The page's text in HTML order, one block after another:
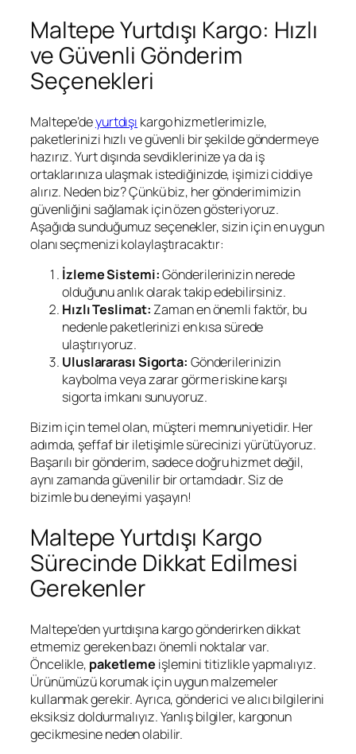
Maltepe Yurtdışı Kargo: Hızlı
ve Güvenli Gönderim
Seçenekleri
Maltepe’deyurtdışı kargo hizmetlerimizle,
paketlerinizi hızlı ve güvenli bir şekilde göndermeye
hazırız. Yurt dışında sevdiklerinize ya da iş
ortaklarınıza ulaşmak istediğinizde, işimizi ciddiye
alırız. Neden biz? Çünkü biz, her gönderimimizin
güvenliğini sağlamak için özen gösteriyoruz.
Aşağıda sunduğumuz seçenekler, sizin için en uygun
olanı seçmenizi kolaylaştıracaktır:
İzleme Sistemi:Gönderilerinizin nerede
olduğunu anlık olarak takip edebilirsiniz.
Hızlı Teslimat: Zaman en önemli faktör, bu
nedenle paketlerinizi en kısa sürede
ulaştırıyoruz.
Uluslararası Sigorta: Gönderilerinizin
kaybolma veya zarar görme riskine karşı
sigorta imkanı sunuyoruz.
Bizim için temel olan, müşteri memnuniyetidir. Her
adımda, şeffaf bir iletişimle sürecinizi yürütüyoruz.
Başarılı bir gönderim, sadece doğru hizmet değil,
aynı zamanda güvenilir bir ortamdadır. Siz de
bizimle bu deneyimi yaşayın!
Maltepe Yurtdışı Kargo
Sürecinde Dikkat Edilmesi
Gerekenler
Maltepe’den yurtdışına kargo gönderirken dikkat
etmemiz gereken bazı önemli noktalar var.
Öncelikle, paketleme işlemini titizlikle yapmalıyız.
Ürünümüzü korumak için uygun malzemeler
kullanmak gerekir. Ayrıca, gönderici ve alıcı bilgilerini
eksiksiz doldurmalıyız. Yanlış bilgiler, kargonun
gecikmesine neden olabilir.